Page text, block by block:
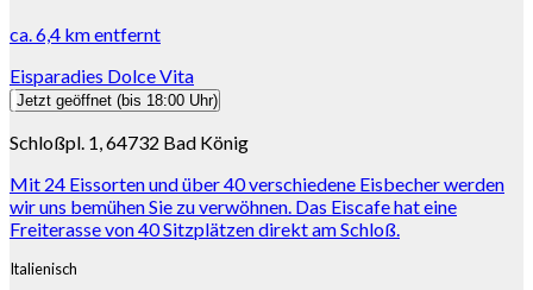
ca. 6,4 kmentfernt
Eisparadies Dolce Vita
Jetzt geöffnet (bis 18:00 Uhr)
Schloßpl. 1, 64732 Bad König
Mit 24 Eissorten und über 40 verschiedene Eisbecher werden
wir uns bemühen Sie zu verwöhnen. Das Eiscafe hat eine
Freiterasse von 40 Sitzplätzen direkt am Schloß.
Italienisch